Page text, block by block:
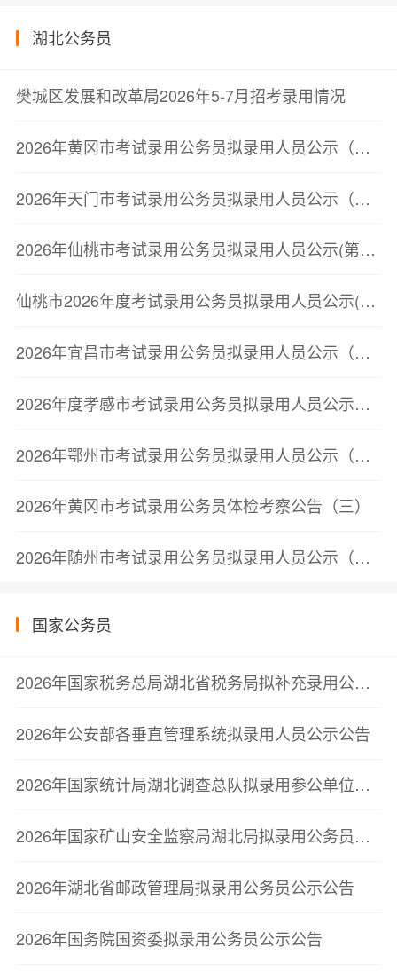
湖北公务员
樊城区发展和改革局2026年5-7月招考录用情况
2026年黄冈市考试录用公务员拟录用人员公示（第三批）
2026年天门市考试录用公务员拟录用人员公示（第二批）
2026年仙桃市考试录用公务员拟录用人员公示(第二批)
仙桃市2026年度考试录用公务员拟录用人员公示(第二批)
2026年宜昌市考试录用公务员拟录用人员公示（第二批）
2026年度孝感市考试录用公务员拟录用人员公示（第二批）
2026年鄂州市考试录用公务员拟录用人员公示（第三批）
2026年黄冈市考试录用公务员体检考察公告（三）
2026年随州市考试录用公务员拟录用人员公示（第三批）
国家公务员
2026年国家税务总局湖北省税务局拟补充录用公务员公示公告（第一批）
2026年公安部各垂直管理系统拟录用人员公示公告
2026年国家统计局湖北调查总队拟录用参公单位工作人员公示公告
2026年国家矿山安全监察局湖北局拟录用公务员公示公告
2026年湖北省邮政管理局拟录用公务员公示公告
2026年国务院国资委拟录用公务员公示公告